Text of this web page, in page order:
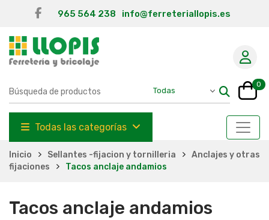
965 564 238 info@ferreteriallopis.es
0
Todas las categorías
Inicio Sellantes -fijacion y tornilleria
Anclajes y otras
fijaciones
Tacos anclaje andamios
Tacos anclaje andamios